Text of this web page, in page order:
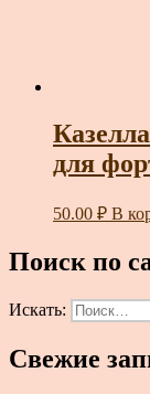
для
50.00 ₽ В
Поиск по
Искать:
Свежие